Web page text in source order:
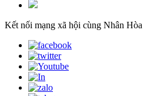
Kết nối mạng xã hội cùng Nhân Hòa